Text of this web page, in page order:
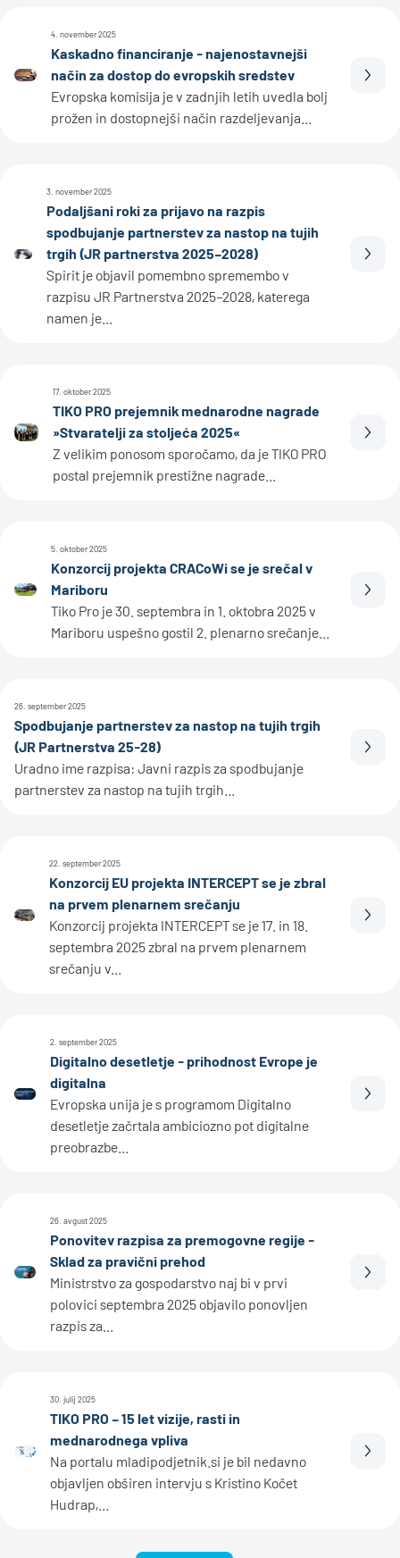
4. november 2025
Kaskadno financiranje - najenostavnejši
način za dostop do evropskih sredstev
Evropska komisija je v zadnjih letih uvedla bolj
prožen in dostopnejši način razdeljevanja...
3. november 2025
Podaljšani roki za prijavo na razpis
spodbujanje partnerstev za nastop na tujih
trgih (JR partnerstva 2025–2028)
Spirit je objavil pomembno spremembo v
razpisu JR Partnerstva 2025–2028, katerega
namen je...
17. oktober 2025
TIKO PRO prejemnik mednarodne nagrade
»Stvaratelji za stoljeća 2025«
Z velikim ponosom sporočamo, da je TIKO PRO
postal prejemnik prestižne nagrade...
5. oktober 2025
Konzorcij projekta CRACoWi se je srečal v
Mariboru
Tiko Pro je 30. septembra in 1. oktobra 2025 v
Mariboru uspešno gostil 2. plenarno srečanje...
26. september 2025
Spodbujanje partnerstev za nastop na tujih trgih
(JR Partnerstva 25-28)
Uradno ime razpisa: Javni razpis za spodbujanje
partnerstev za nastop na tujih trgih...
22. september 2025
Konzorcij EU projekta INTERCEPT se je zbral
na prvem plenarnem srečanju
Konzorcij projekta INTERCEPT se je 17. in 18.
septembra 2025 zbral na prvem plenarnem
srečanju v...
2. september 2025
Digitalno desetletje - prihodnost Evrope je
digitalna
Evropska unija je s programom Digitalno
desetletje začrtala ambiciozno pot digitalne
preobrazbe...
26. avgust 2025
Ponovitev razpisa za premogovne regije -
Sklad za pravični prehod
Ministrstvo za gospodarstvo naj bi v prvi
polovici septembra 2025 objavilo ponovljen
razpis za...
30. julij 2025
TIKO PRO – 15 let vizije, rasti in
mednarodnega vpliva
Na portalu mladipodjetnik.si je bil nedavno
objavljen obširen intervju s Kristino Kočet
Hudrap,...